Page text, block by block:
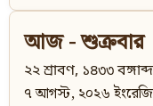
আজ - শুক্রবার
২২ শ্রাবণ, ১৪৩৩ বঙ্গাব্দ
৭ আগস্ট, ২০২৬ ইংরেজি